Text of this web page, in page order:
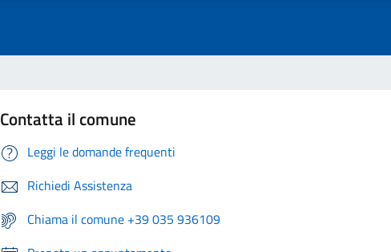
Contatta il comune
Leggi le domande frequenti
Richiedi Assistenza
Chiama il comune +39 035 936109